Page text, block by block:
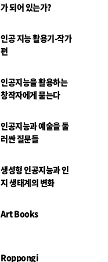
가 되어 있는가?
인공 지능 활용기-작가
편
인공지능을 활용하는
창작자에게 묻는다
인공지능과 예술을 둘
러싼 질문들
생성형 인공지능과 인
지 생태계의 변화
Art Books
Roppongi